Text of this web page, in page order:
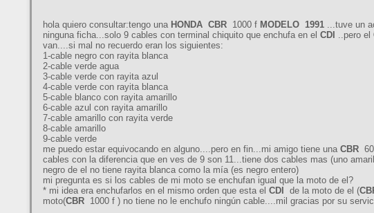
hola quiero consultar:tengo una HONDA CBR1000 f MODELO 1991...tuve un
ninguna ficha...solo 9 cables con terminal chiquito que enchufa en el CDI ..pero el
van....si mal no recuerdo eran los siguientes:
1-cable negro con rayita blanca
2-cable verde agua
3-cable verde con rayita azul
4-cable verde con rayita blanca
5-cable blanco con rayita amarillo
6-cable azul con rayita amarillo
7-cable amarillo con rayita verde
8-cable amarillo
9-cable verde
me puedo estar equivocando en alguno....pero en fin...mi amigo tiene una CBR
cables con la diferencia que en ves de 9 son 11...tiene dos cables mas (uno
negro de el no tiene rayita blanca como la mía (es negro entero)
mi pregunta es si los cables de mi moto se enchufan igual que la moto de el?
* mi idea era enchufarlos en el mismo orden que esta el CDI de la moto de el (
moto(CBR1000 f ) no tiene no le enchufo ningún cable....mil gracias por su